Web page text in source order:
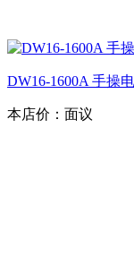
DW16-1600A 手操
本店价： 面议